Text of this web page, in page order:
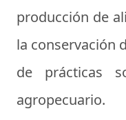
producción de
la conservación
de prácticas
agropecuario.